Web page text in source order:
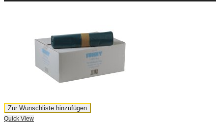
Zur Wunschliste hinzufügen
Quick View